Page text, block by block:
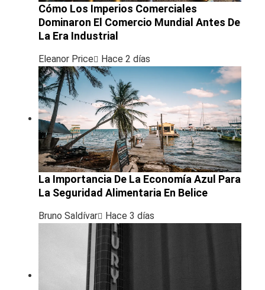
Cómo Los Imperios Comerciales
Dominaron El Comercio Mundial Antes De
La Era Industrial
Eleanor Price Hace 2 días
La Importancia De La Economía Azul Para
La Seguridad Alimentaria En Belice
Bruno Saldívar Hace 3 días